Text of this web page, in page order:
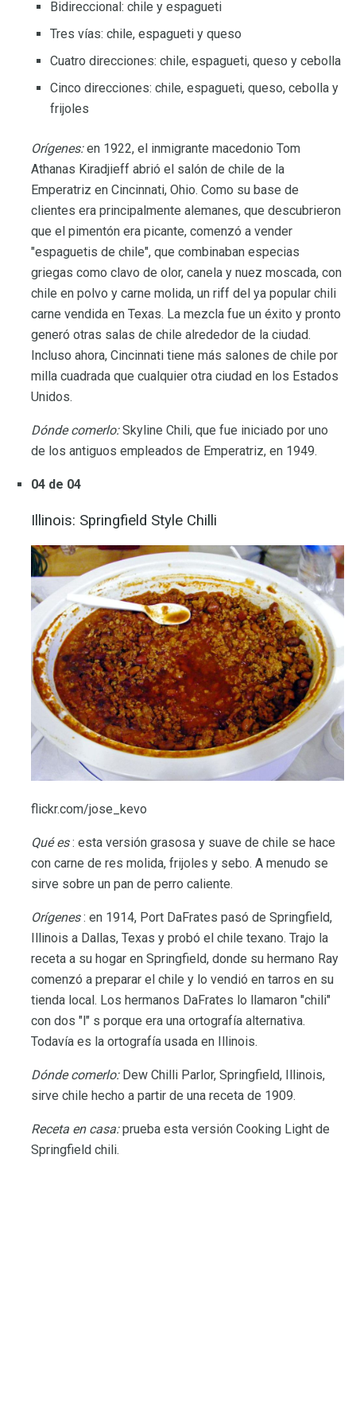
Bidireccional: chile y espagueti
Tres vías: chile, espagueti y queso
Cuatro direcciones: chile, espagueti, queso y cebolla
Cinco direcciones: chile, espagueti, queso, cebolla y
frijoles
Orígenes:en 1922, el inmigrante macedonio Tom
Athanas Kiradjieff abrió el salón de chile de la
Emperatriz en Cincinnati, Ohio. Como su base de
clientes era principalmente alemanes, que descubrieron
que el pimentón era picante, comenzó a vender
"espaguetis de chile", que combinaban especias
griegas como clavo de olor, canela y nuez moscada, con
chile en polvo y carne molida, un riff del ya popular chili
carne vendida en Texas. La mezcla fue un éxito y pronto
generó otras salas de chile alrededor de la ciudad.
Incluso ahora, Cincinnati tiene más salones de chile por
milla cuadrada que cualquier otra ciudad en los Estados
Unidos.
Dónde comerlo:Skyline Chili, que fue iniciado por uno
de los antiguos empleados de Emperatriz, en 1949.
04 de 04
Illinois: Springfield Style Chilli
flickr.com/jose_kevo
Qué es: esta versión grasosa y suave de chile se hace
con carne de res molida, frijoles y sebo. A menudo se
sirve sobre un pan de perro caliente.
Orígenes: en 1914, Port DaFrates pasó de Springfield,
Illinois a Dallas, Texas y probó el chile texano. Trajo la
receta a su hogar en Springfield, donde su hermano Ray
comenzó a preparar el chile y lo vendió en tarros en su
tienda local. Los hermanos DaFrates lo llamaron "chili"
con dos "l" s porque era una ortografía alternativa.
Todavía es la ortografía usada en Illinois.
Dónde comerlo:Dew Chilli Parlor, Springfield, Illinois,
sirve chile hecho a partir de una receta de 1909.
Receta en casa:prueba esta versión Cooking Light de
Springfield chili.